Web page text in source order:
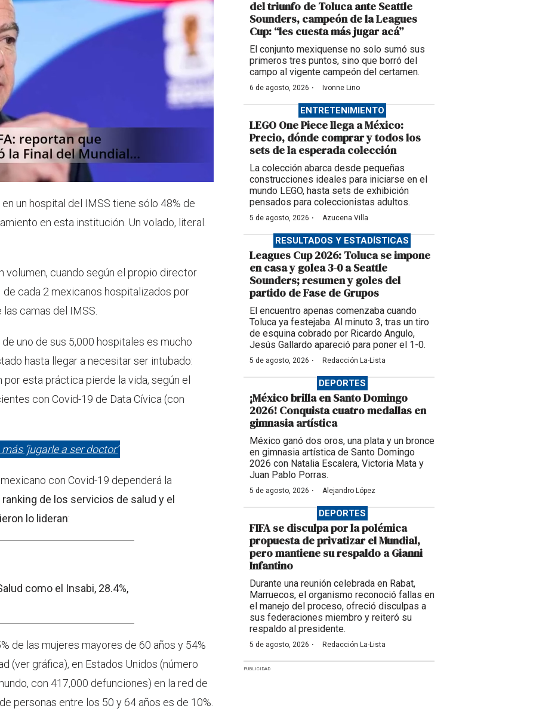
un hospital del IMSS tiene sólo 48% de
en esta institución. Un volado, literal.
volumen, cuando según el propio director
cada 2 mexicanos hospitalizados por
camas del IMSS.
uno de sus 5,000 hospitales es mucho
hasta llegar a necesitar ser intubado:
esta práctica pierde la vida, según el
con Covid-19 de Data Cívica (con
‘jugarle a ser doctor’
con Covid-19 dependerá la
de los servicios de salud y el
lo lideran:
como el Insabi, 28.4%,
de las mujeres mayores de 60 años y 54%
(ver gráfica), en Estados Unidos (número
con 417,000 defunciones) en la red de
personas entre los 50 y 64 años es de 10%.
del triunfo de Toluca ante Seattle
Sounders, campeón de la Leagues
Cup: “les cuesta más jugar acá”
El conjunto mexiquense no solo sumó sus
primeros tres puntos, sino que borró del
campo al vigente campeón del certamen.
6 de agosto, 2026 · Ivonne Lino
ENTRETENIMIENTO
LEGO One Piece llega a México:
Precio, dónde comprar y todos los
sets de la esperada colección
La colección abarca desde pequeñas
construcciones ideales para iniciarse en el
mundo LEGO, hasta sets de exhibición
pensados para coleccionistas adultos.
5 de agosto, 2026 · Azucena Villa
RESULTADOS Y ESTADÍSTICAS
Leagues Cup 2026: Toluca se impone
en casa y golea 3-0 a Seattle
Sounders; resumen y goles del
partido de Fase de Grupos
El encuentro apenas comenzaba cuando
Toluca ya festejaba. Al minuto 3, tras un tiro
de esquina cobrado por Ricardo Angulo,
Jesús Gallardo apareció para poner el 1-0.
5 de agosto, 2026 · Redacción La-Lista
DEPORTES
¡México brilla en Santo Domingo
2026! Conquista cuatro medallas en
gimnasia artística
México ganó dos oros, una plata y un bronce
en gimnasia artística de Santo Domingo
2026 con Natalia Escalera, Victoria Mata y
Juan Pablo Porras.
5 de agosto, 2026 · Alejandro López
DEPORTES
FIFA se disculpa por la polémica
propuesta de privatizar el Mundial,
pero mantiene su respaldo a Gianni
Infantino
Durante una reunión celebrada en Rabat,
Marruecos, el organismo reconoció fallas en
el manejo del proceso, ofreció disculpas a
sus federaciones miembro y reiteró su
respaldo al presidente.
5 de agosto, 2026 · Redacción La-Lista
PUBLICIDAD